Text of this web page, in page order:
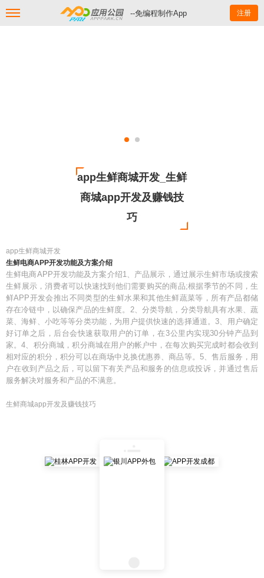
--免编程制作App 注册
app生鲜商城开发_生鲜
商城app开发及赚钱技
巧
app生鲜商城开发
生鲜电商APP开发功能及方案介绍
生鲜电商APP开发功能及方案介绍1、产品展示，通过展示生鲜市场或搜索
生鲜展示，消费者可以快速找到他们需要购买的商品;根据季节的不同，生
鲜APP开发会推出不同类型的生鲜水果和其他生鲜蔬菜等，所有产品都储
存在冷链中，以确保产品的生鲜度。2、分类导航，分类导航具有水果、蔬
菜、海鲜、小吃等等分类功能，为用户提供快速的选择通道。3、用户确定
好订单之后，后台会快速获取用户的订单，在3公里内实现30分钟产品到
家。4、积分商城，积分商城在用户的帐户中，在每次购买完成时都会收到
相对应的积分，积分可以在商场中兑换优惠券、商品等。5、售后服务，用
户在收到产品之后，可以留下有关产品和服务的信息或投诉，并通过售后
服务解决对服务和产品的不满意。
生鲜商城app开发及赚钱技巧